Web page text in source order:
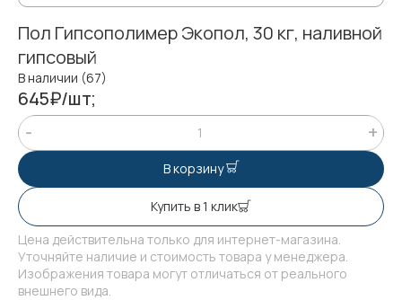
Пол Гипсополимер Экопол, 30 кг, наливной
гипсовый
В наличии (67)
645₽/шт;
В корзину
Купить в 1 клик
Цена действительна только для интернет-магазина.
Уточняйте наличие и стоимость товара у менеджера.
Изображения товара могут отличаться от реального
внешнего вида.